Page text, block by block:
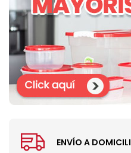
ENVÍO A